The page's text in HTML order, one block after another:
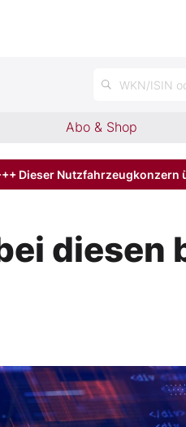
WKN/ISIN
Abo & Shop
Dieser Nutzfahrzeugkonzern
diesen